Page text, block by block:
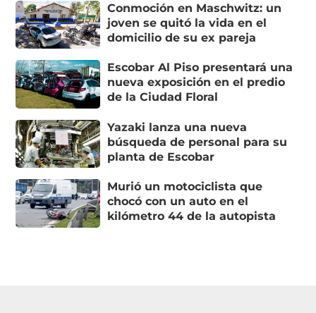
Conmoción en Maschwitz: un
joven se quitó la vida en el
domicilio de su ex pareja
Escobar Al Piso presentará una
nueva exposición en el predio
de la Ciudad Floral
Yazaki lanza una nueva
búsqueda de personal para su
planta de Escobar
Murió un motociclista que
chocó con un auto en el
kilómetro 44 de la autopista